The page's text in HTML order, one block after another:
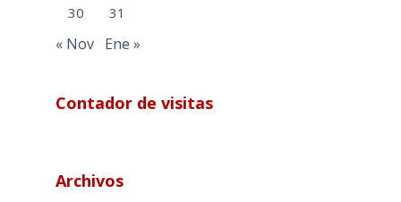
30 31
« Nov Ene »
Contador de visitas
Archivos